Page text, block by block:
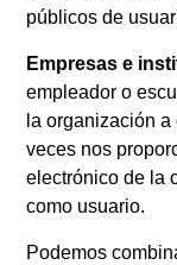
públicos de
Empresas e
empleador o
la organización
veces nos
electrónico de la
como usuario.
Podemos